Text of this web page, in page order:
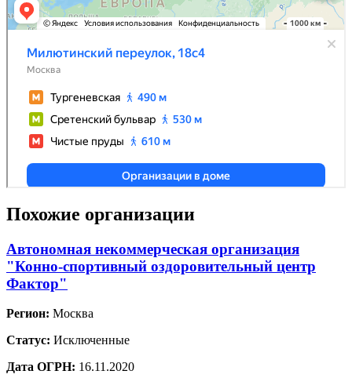
Похожие организации
Автономная некоммерческая организация
"Конно-спортивный оздоровительный центр
Фактор"
Регион: Москва
Статус: Исключенные
Дата ОГРН: 16.11.2020